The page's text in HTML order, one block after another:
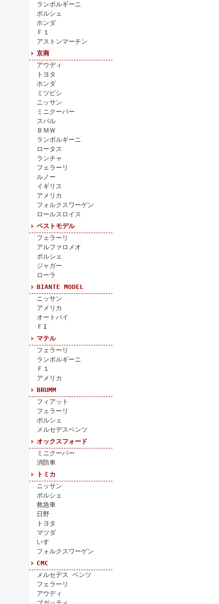
ランボルギーニ
ポルシェ
ホンダ
Ｆ１
アストンマーチン
京商
アウディ
トヨタ
ホンダ
ミツビシ
ニッサン
ミニクーパー
スバル
ＢＭＷ
ランボルギーニ
ロータス
ランチャ
フェラーリ
ルノー
イギリス
アメリカ
フォルクスワーゲン
ロールスロイス
ベストモデル
フェラーリ
アルファロメオ
ポルシェ
ジャガー
ローラ
BIANTE MODEL
ニッサン
アメリカ
オートバイ
Ｆ1
マテル
フェラーリ
ランボルギーニ
Ｆ１
アメリカ
BRUMM
フィアット
フェラーリ
ポルシェ
メルセデスベンツ
オックスフォード
ミニクーパー
消防車
トミカ
ニッサン
ポルシェ
救急車
日野
トヨタ
マツダ
いすゞ
フォルクスワーゲン
CMC
メルセデス ベンツ
フェラーリ
アウディ